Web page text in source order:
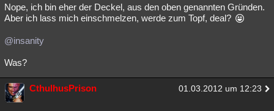
Nope, ich bin eher der Deckel, aus den oben genannten Gründen.
Aber ich lass mich einschmelzen, werde zum Topf, deal?
@insanity
Was?
CthulhusPrison 01.03.2012 um 12:23